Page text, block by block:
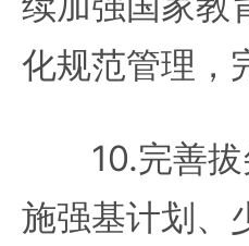
化规范管理，
10.完善拔
施强基计划、